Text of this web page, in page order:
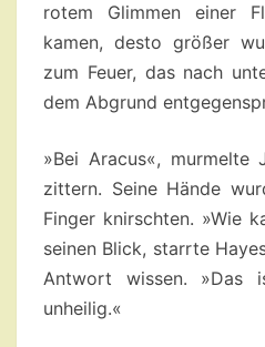
rotem Glimmen einer
kamen, desto größer
zum Feuer, das nach
dem Abgrund
»Bei Aracus«, murmelte
zittern. Seine Hände
Finger knirschten. »Wie
seinen Blick, starrte
Antwort wissen.
unheilig.«